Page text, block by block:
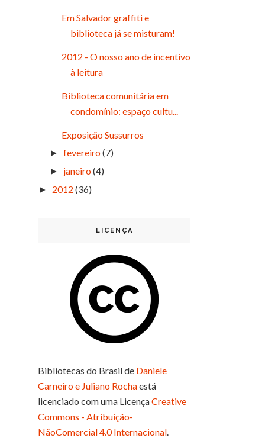
Em Salvador graffiti e
biblioteca já se misturam!
2012 - O nosso ano de incentivo
à leitura
Biblioteca comunitária em
condomínio: espaço cultu...
Exposição Sussurros
►fevereiro(7)
► janeiro(4)
► 2012 (36)
LICENÇA
Bibliotecas do Brasilde Daniele
Carneiro e Juliano Rochaestá
licenciado com uma LicençaCreative
Commons - Atribuição-
NãoComercial 4.0 Internacional.